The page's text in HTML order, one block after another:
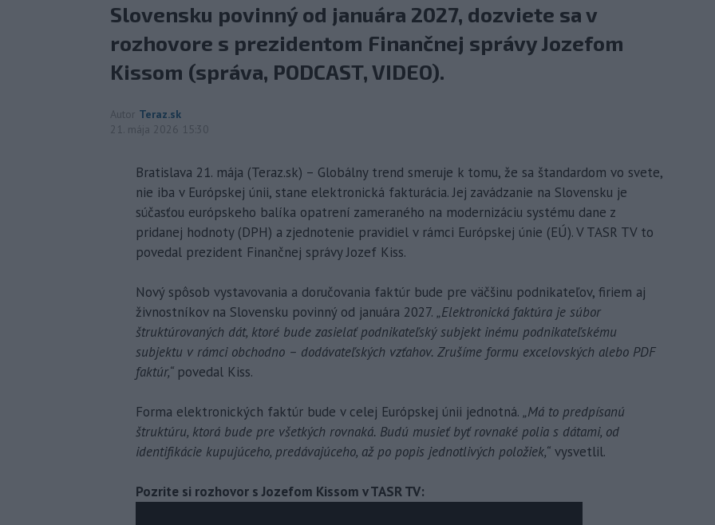
Slovensku povinný od januára 2027, dozviete sa v
rozhovore s prezidentom Finančnej správy Jozefom
Kissom (správa, PODCAST, VIDEO).
Autor Teraz.sk
21. mája 2026 15:30
Bratislava 21. mája (Teraz.sk) – Globálny trend smeruje k tomu, že sa štandardom vo svete,
nie iba v Európskej únii, stane elektronická fakturácia. Jej zavádzanie na Slovensku je
súčasťou európskeho balíka opatrení zameraného na modernizáciu systému dane z
pridanej hodnoty (DPH) a zjednotenie pravidiel v rámci Európskej únie (EÚ). V TASR TV to
povedal prezident Finančnej správy Jozef Kiss.
Nový spôsob vystavovania a doručovania faktúr bude pre väčšinu podnikateľov, firiem aj
živnostníkov na Slovensku povinný od januára 2027. „Elektronická faktúra je súbor
štruktúrovaných dát, ktoré bude zasielať podnikateľský subjekt inému podnikateľskému
subjektu v rámci obchodno – dodávateľských vzťahov. Zrušíme formu excelovských alebo PDF
faktúr,“ povedal Kiss.
Forma elektronických faktúr bude v celej Európskej únii jednotná. „Má to predpísanú
štruktúru, ktorá bude pre všetkých rovnaká. Budú musieť byť rovnaké polia s dátami, od
identifikácie kupujúceho, predávajúceho, až po popis jednotlivých položiek,“ vysvetlil.
Pozrite si rozhovor s Jozefom Kissom v TASR TV: